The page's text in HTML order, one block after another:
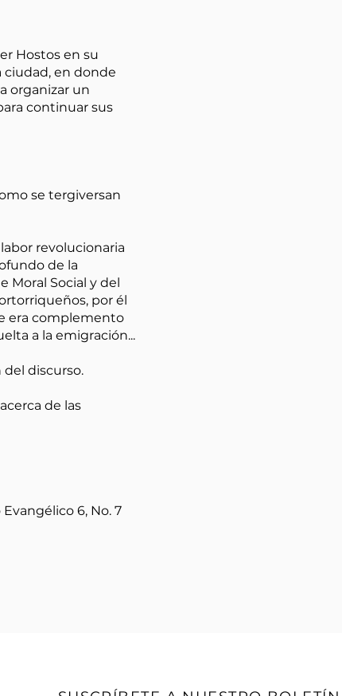
Hostos en su
ciudad, en donde
organizar un
continuar sus
se tergiversan
revolucionaria
de la
Moral Social y del
por él
era complemento
a la emigración...
del discurso.
de las
6, No. 7